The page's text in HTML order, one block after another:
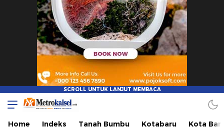
Home Indeks Tanah Bumbu Kotabaru Kota